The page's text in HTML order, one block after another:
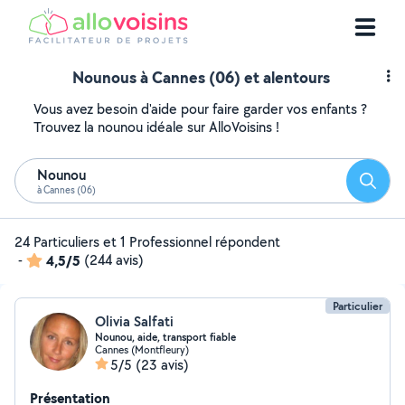
Nounous à Cannes (06) et alentours
Vous avez besoin d'aide pour faire garder vos enfants ?
Trouvez la nounou idéale sur AlloVoisins !
Nounou
à Cannes (06)
24 Particuliers et 1 Professionnel répondent
-
4,5/5 (244 avis)
Particulier
Olivia Salfati
Nounou, aide, transport fiable
Cannes (Montfleury)
5/5 (23 avis)
Présentation